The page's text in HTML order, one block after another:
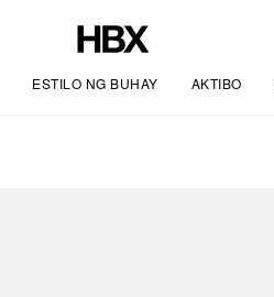
ESTILO NG BUHAY AKTIBO